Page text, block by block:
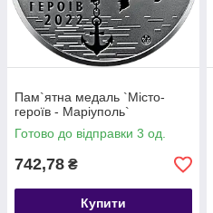
Пам`ятна медаль `Місто-
героїв - Маріуполь`
Готово до відправки 3 од.
742,78 ₴
Купити